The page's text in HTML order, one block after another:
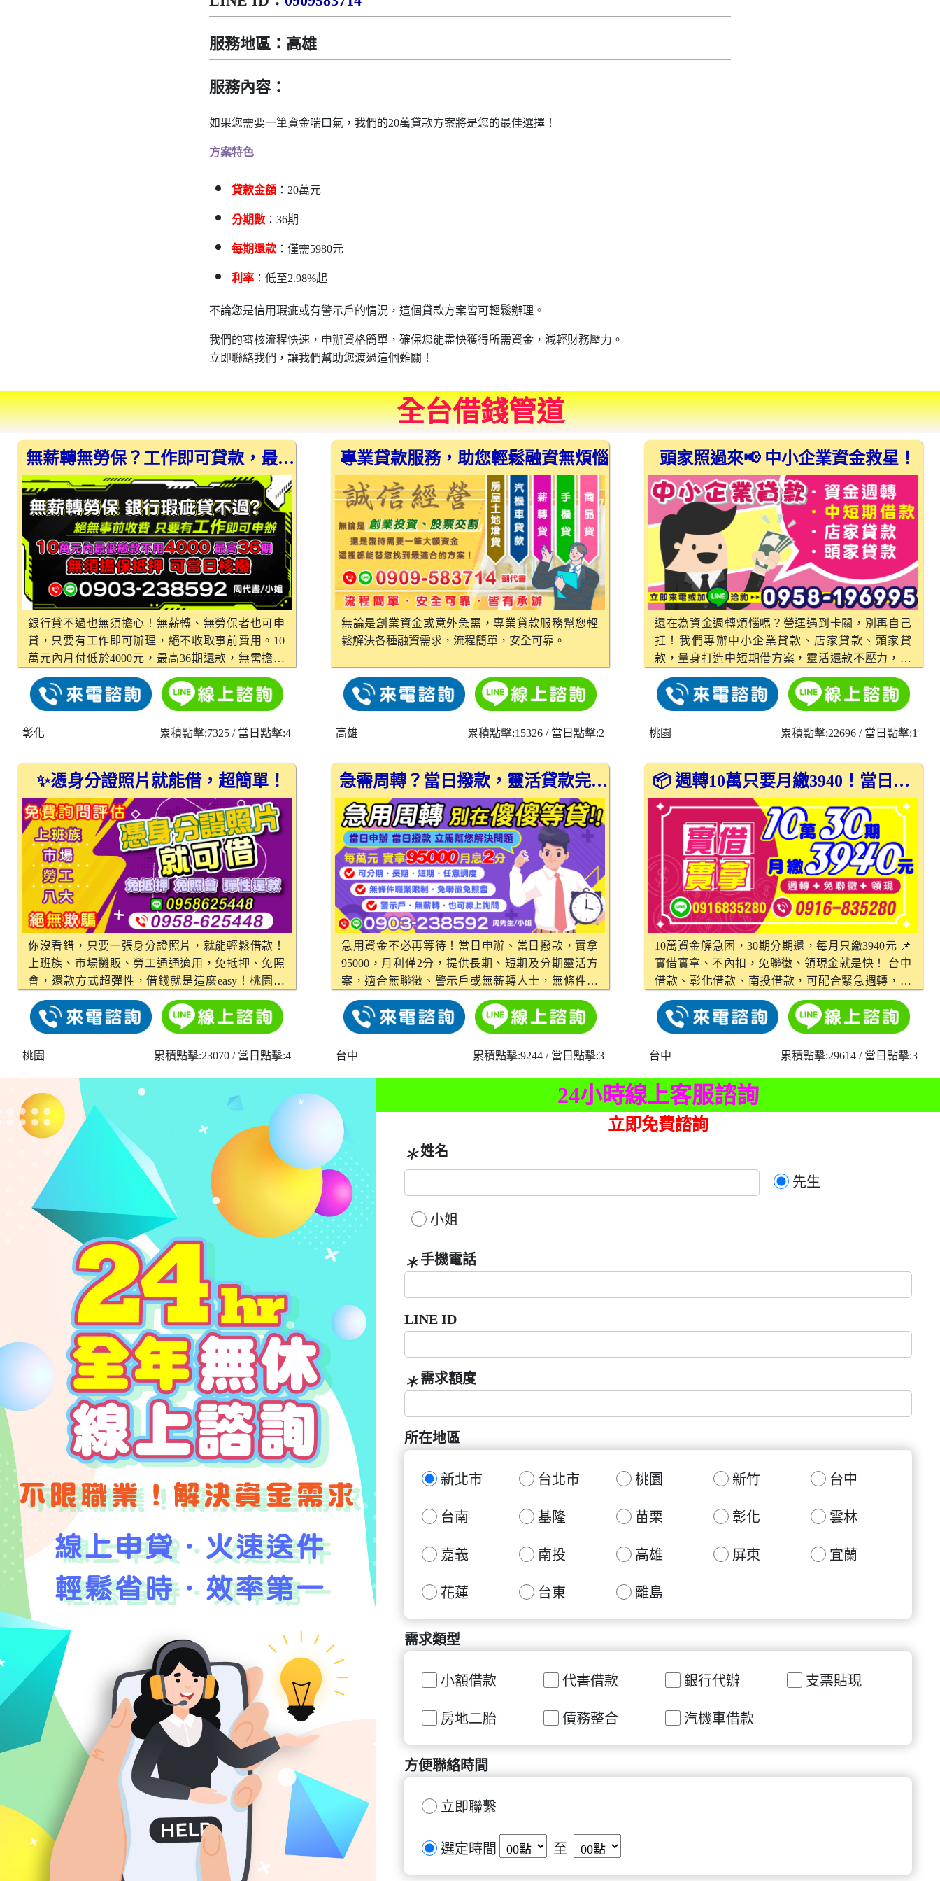
服務地區：高雄
服務內容：
如果您需要一筆資金喘口氣，我們的20萬貸款方案將是您的最佳選擇！
方案特色
貸款金額： 20萬元
分期數： 36期
每期還款：僅需5980元
利率：低至2.98%起
不論您是信用瑕疵或有警示戶的情況，這個貸款方案皆可輕鬆辦理。
我們的審核流程快速，申辦資格簡單，確保您能盡快獲得所需資金，減輕財務壓力。
立即聯絡我們，讓我們幫助您渡過這個難關！
全台借錢管道
無薪轉無勞保？工作即可貸款，最快當日撥款
銀行貸不過也無須擔心！無薪轉、無勞保者也可申
貸，只要有工作即可辦理，絕不收取事前費用。10
萬元內月付低於4000元，最高36期還款，無需擔保
或抵押，輕鬆解決資金需求，當日核撥、快速周
轉！
彰化 累積點擊:7325/ 當日點擊:4
專業貸款服務，助您輕鬆融資無煩惱
無論是創業資金或意外急需，專業貸款服務幫您輕
鬆解決各種融資需求，流程簡單，安全可靠。
高雄 累積點擊:15326/ 當日點擊:2
頭家照過來📢 中小企業資金救星！
還在為資金週轉煩惱嗎？營運遇到卡關，別再自己
扛！我們專辦中小企業貸款、店家貸款、頭家貸
款，量身打造中短期借方案，靈活還款不壓力，助
你穩健擴展、度過難關。桃園借款、新竹借款 📈息
低保密，申貸流程快速不繁瑣，您的資料我們守得
緊緊的！讓您安心借、輕鬆還，真正做到「借得
順、還得起」。 👉 想了解更多？立即私訊我們，給
桃園 累積點擊:22696/ 當日點擊:1
✨憑身分證照片就能借，超簡單！
你沒看錯，只要一張身分證照片，就能輕鬆借款！
上班族、市場攤販、勞工通通適用，免抵押、免照
會，還款方式超彈性，借錢就是這麼easy！桃園借
款、新竹借款，免費評估，絕對安全無騙局，快來
試試吧！
桃園 累積點擊:23070/ 當日點擊:4
急需周轉？當日撥款，靈活貸款完全無憂！
急用資金不必再等待！當日申辦、當日撥款，實拿
95000，月利僅2分，提供長期、短期及分期靈活方
案，適合無聯徵、警示戶或無薪轉人士，無條件職
業限制，快速線上申辦即刻協助您解決問題！
台中 累積點擊:9244/ 當日點擊:3
📦 週轉10萬只要月繳3940！當日拿現金！
10萬資金解急困，30期分期還，每月只繳3940元 📌
實借實拿、不內扣，免聯徵、領現金就是快！ 台中
借款、彰化借款、南投借款，可配合緊急週轉，歡
迎來電諮詢！
台中 累積點擊:29614/ 當日點擊:3
24小時線上客服諮詢
立即免費諮詢
＊姓名
先生
小姐
＊手機電話
LINE ID
＊需求額度
所在地區
新北市 台北市 桃園 新竹 台中
台南 基隆 苗栗 彰化 雲林
嘉義 南投 高雄 屏東 宜蘭
花蓮 台東 離島
需求類型
小額借款 代書借款 銀行代辦 支票貼現
房地二胎 債務整合 汽機車借款
方便聯絡時間
立即聯繫
選定時間 至